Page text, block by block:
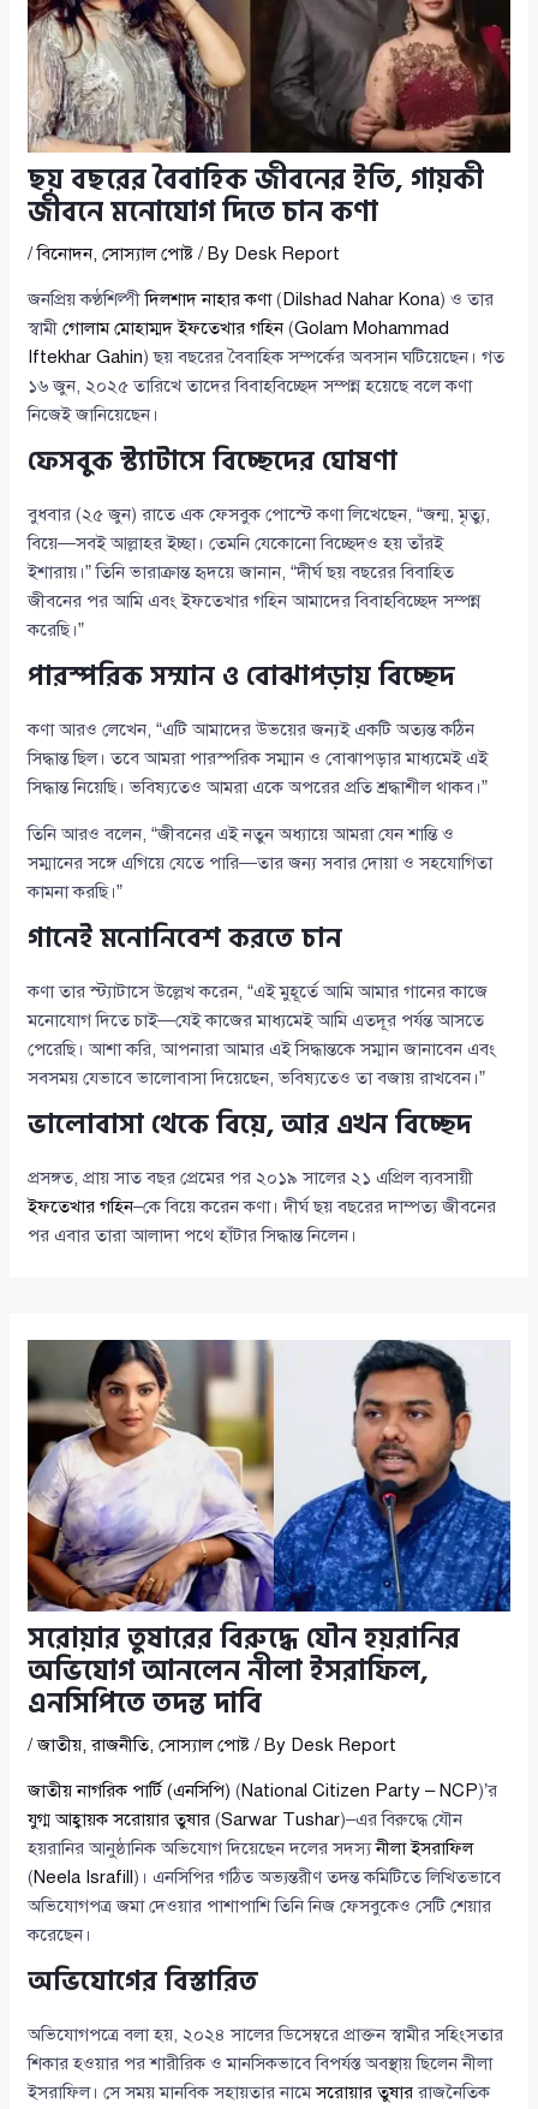
ছয় বছরের বৈবাহিক জীবনের ইতি, গায়কী
জীবনে মনোযোগ দিতে চান কণা
/বিনোদন,সোস্যাল পোষ্ট / By Desk Report
জনপ্রিয় কণ্ঠশিল্পীদিলশাদ নাহার কণা( Dilshad Nahar Kona) ও তার
স্বামীগোলাম মোহাম্মদ ইফতেখার গহিন(Golam Mohammad
Iftekhar Gahin) ছয় বছরের বৈবাহিক সম্পর্কের অবসান ঘটিয়েছেন। গত
১৬ জুন, ২০২৫ তারিখে তাদের বিবাহবিচ্ছেদ সম্পন্ন হয়েছে বলে কণা
নিজেই জানিয়েছেন।
ফেসবুক স্ট্যাটাসে বিচ্ছেদের ঘোষণা
বুধবার (২৫ জুন) রাতে এক ফেসবুক পোস্টে কণা লিখেছেন, “জন্ম, মৃত্যু,
বিয়ে—সবই আল্লাহর ইচ্ছা। তেমনি যেকোনো বিচ্ছেদও হয় তাঁরই
ইশারায়।” তিনি ভারাক্রান্ত হৃদয়ে জানান, “দীর্ঘ ছয় বছরের বিবাহিত
জীবনের পর আমি এবং ইফতেখার গহিন আমাদের বিবাহবিচ্ছেদ সম্পন্ন
করেছি।”
পারস্পরিক সম্মান ও বোঝাপড়ায় বিচ্ছেদ
কণা আরও লেখেন, “এটি আমাদের উভয়ের জন্যই একটি অত্যন্ত কঠিন
সিদ্ধান্ত ছিল। তবে আমরা পারস্পরিক সম্মান ও বোঝাপড়ার মাধ্যমেই এই
সিদ্ধান্ত নিয়েছি। ভবিষ্যতেও আমরা একে অপরের প্রতি শ্রদ্ধাশীল থাকব।”
তিনি আরও বলেন, “জীবনের এই নতুন অধ্যায়ে আমরা যেন শান্তি ও
সম্মানের সঙ্গে এগিয়ে যেতে পারি—তার জন্য সবার দোয়া ও সহযোগিতা
কামনা করছি।”
গানেই মনোনিবেশ করতে চান
কণা তার স্ট্যাটাসে উল্লেখ করেন, “এই মুহূর্তে আমি আমার গানের কাজে
মনোযোগ দিতে চাই—যেই কাজের মাধ্যমেই আমি এতদূর পর্যন্ত আসতে
পেরেছি। আশা করি, আপনারা আমার এই সিদ্ধান্তকে সম্মান জানাবেন এবং
সবসময় যেভাবে ভালোবাসা দিয়েছেন, ভবিষ্যতেও তা বজায় রাখবেন।”
ভালোবাসা থেকে বিয়ে, আর এখন বিচ্ছেদ
প্রসঙ্গত, প্রায় সাত বছর প্রেমের পর ২০১৯ সালের ২১ এপ্রিল ব্যবসায়ী
ইফতেখার গহিন–কে বিয়ে করেন কণা। দীর্ঘ ছয় বছরের দাম্পত্য জীবনের
পর এবার তারা আলাদা পথে হাঁটার সিদ্ধান্ত নিলেন।
সরোয়ার তুষারের বিরুদ্ধে যৌন হয়রানির
অভিযোগ আনলেন নীলা ইসরাফিল,
এনসিপিতে তদন্ত দাবি
/জাতীয়,রাজনীতি,সোস্যাল পোষ্ট / By Desk Report
জাতীয় নাগরিক পার্টি (এনসিপি) (National Citizen Party – NCP)’র
যুগ্ম আহ্বায়ক সরোয়ার তুষার (Sarwar Tushar)–এর বিরুদ্ধে যৌন
হয়রানির আনুষ্ঠানিক অভিযোগ দিয়েছেন দলের সদস্যনীলা ইসরাফিল
(Neela Israfill )। এনসিপির গঠিত অভ্যন্তরীণ তদন্ত কমিটিতে লিখিতভাবে
অভিযোগপত্র জমা দেওয়ার পাশাপাশি তিনি নিজ ফেসবুকেও সেটি শেয়ার
করেছেন।
অভিযোগের বিস্তারিত
অভিযোগপত্রে বলা হয়, ২০২৪ সালের ডিসেম্বরে প্রাক্তন স্বামীর সহিংসতার
শিকার হওয়ার পর শারীরিক ও মানসিকভাবে বিপর্যস্ত অবস্থায় ছিলেন নীলা
ইসরাফিল। সে সময় মানবিক সহায়তার নামেসরোয়ার তুষাররাজনৈতিক